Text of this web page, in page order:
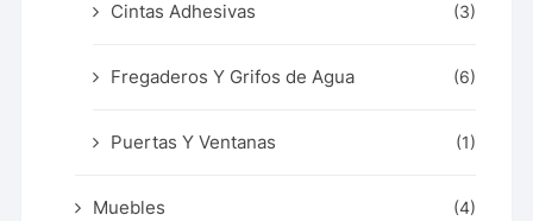
Cintas Adhesivas (3)
Fregaderos Y Grifos de Agua (6)
Puertas Y Ventanas (1)
Muebles (4)